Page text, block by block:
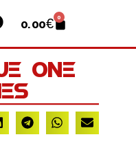
0.00€ 0
Cart
One